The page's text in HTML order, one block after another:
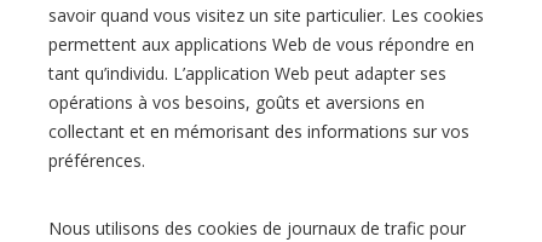
savoir quand vous visitez un site particulier. Les cookies
permettent aux applications Web de vous répondre en
tant qu’individu. L’application Web peut adapter ses
opérations à vos besoins, goûts et aversions en
collectant et en mémorisant des informations sur vos
préférences.
Nous utilisons des cookies de journaux de trafic pour